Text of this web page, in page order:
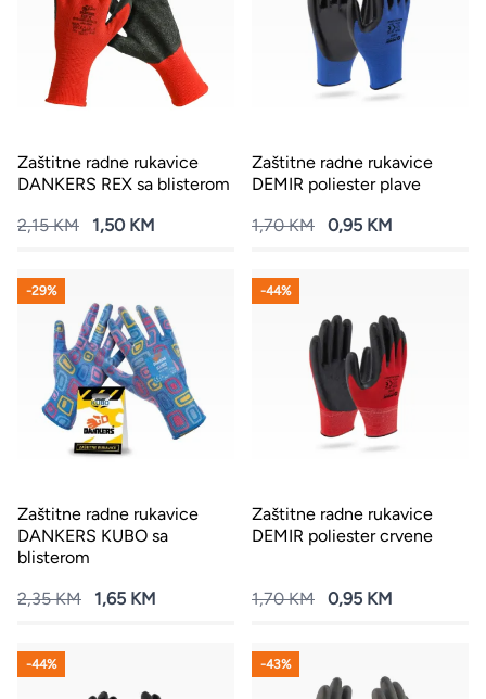
Zaštitne radne rukavice
DANKERS REX sa blisterom
2,15 KM
1,50 KM
Zaštitne radne rukavice
DEMIR poliester plave
1,70 KM
0,95 KM
Zaštitne radne rukavice
DANKERS KUBO sa
blisterom
2,35 KM
1,65 KM
-29%
Zaštitne radne rukavice
DEMIR poliester crvene
1,70 KM 0,95 KM
-44%
-44% -43%